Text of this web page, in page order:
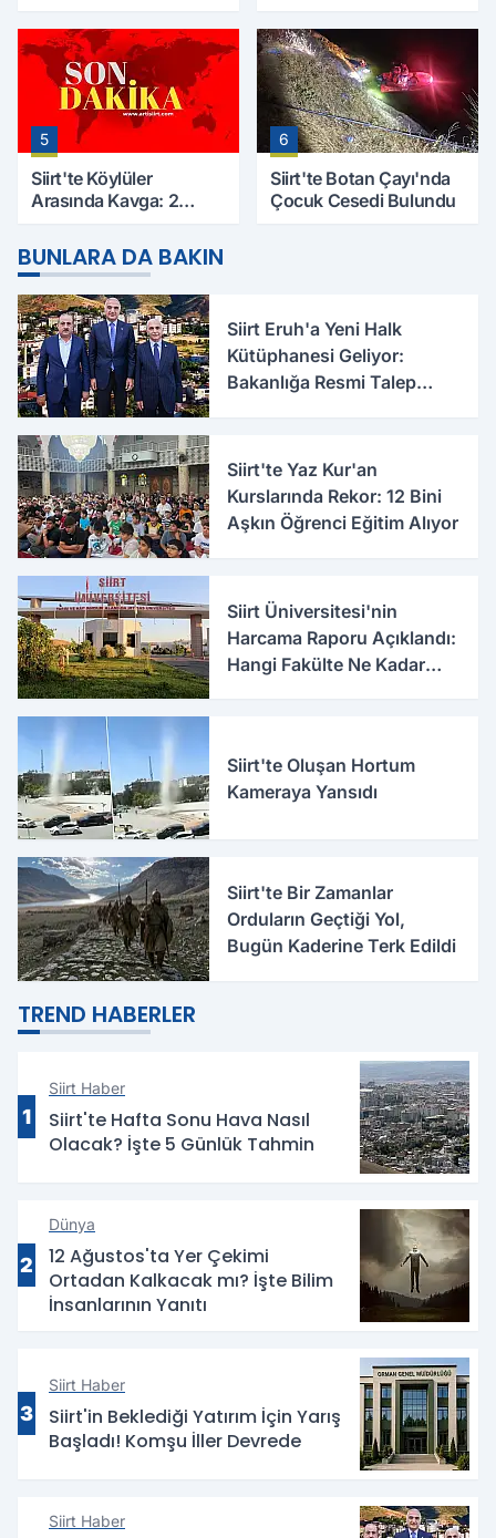
Hayatını Kaybetti
5
Siirt'te Köylüler
Arasında Kavga: 2
Ağır
6
Siirt'te Botan Çayı'nda
Çocuk Cesedi Bulundu
BUNLARA DA BAKIN
Siirt Eruh'a Yeni Halk
Kütüphanesi Geliyor:
Bakanlığa Resmi Talep
Siirt'te Yaz Kur'an
Kurslarında Rekor: 12 Bini
Aşkın Öğrenci Eğitim Alıyor
Siirt Üniversitesi'nin
Harcama Raporu Açıklandı:
Hangi Fakülte Ne Kadar
Siirt'te Oluşan Hortum
Kameraya Yansıdı
Siirt'te Bir Zamanlar
Orduların Geçtiği Yol,
Bugün Kaderine Terk Edildi
TREND HABERLER
1
Siirt Haber
Siirt'te Hafta Sonu Hava Nasıl
Olacak? İşte 5 Günlük Tahmin
2
Dünya
12 Ağustos'ta Yer Çekimi
Ortadan Kalkacak mı? İşte Bilim
İnsanlarının Yanıtı
3
Siirt Haber
Siirt'in Beklediği Yatırım İçin Yarış
Başladı! Komşu İller Devrede
Siirt Haber